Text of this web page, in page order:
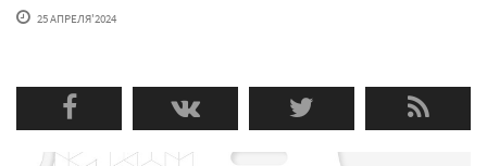
25 АПРЕЛЯ'2024